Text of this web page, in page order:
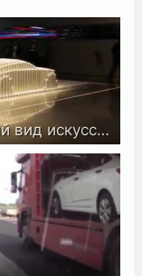
Движущаяся скульптура_ новый вид искусства